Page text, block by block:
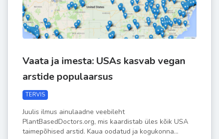
Vaata ja imesta: USAs kasvab vegan
arstide populaarsus
TERVIS
Juulis ilmus ainulaadne veebileht
PlantBasedDoctors.org, mis kaardistab üles kõik USA
taimepõhised arstid. Kaua oodatud ja kogukonna...